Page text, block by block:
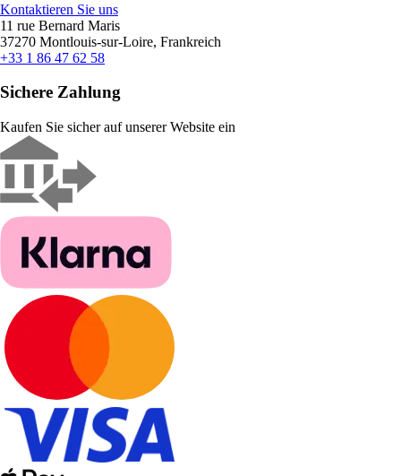
Kontaktieren Sie uns
11 rue Bernard Maris
37270 Montlouis-sur-Loire, Frankreich
+33 1 86 47 62 58
Sichere Zahlung
Kaufen Sie sicher auf unserer Website ein